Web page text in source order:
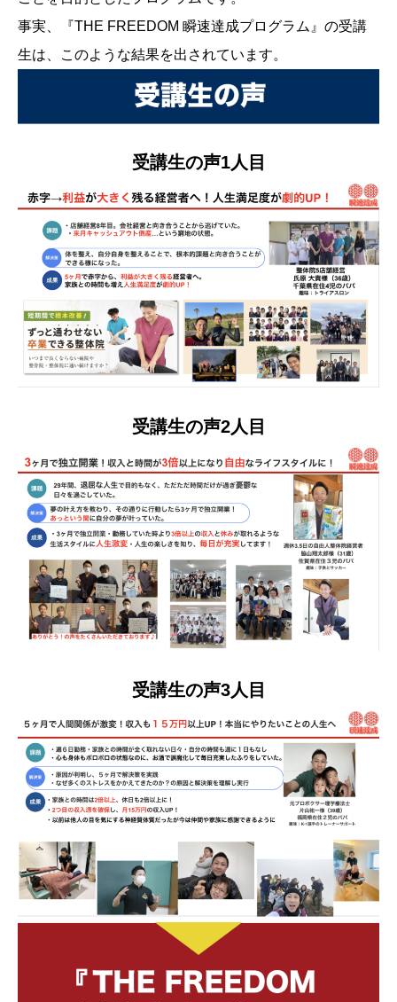
事実、『THE FREEDOM 瞬速達成プログラム』の受講
生は、このような結果を出されています。
受講生の声1人目
受講生の声2人目
受講生の声3人目